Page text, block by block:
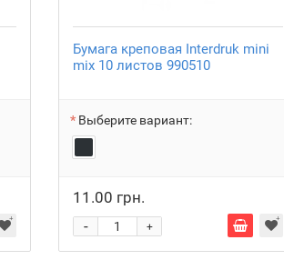
Бумага креповая Interdruk mini
mix 10 листов 990510
Выберите вариант:
11.00 грн.
+
-